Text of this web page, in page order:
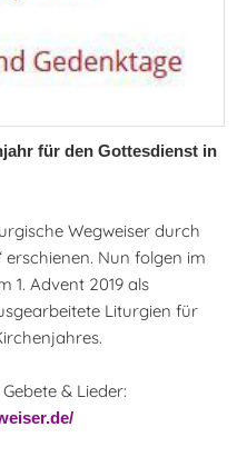
für den Gottesdienst in
Wegweiser durch
erschienen. Nun folgen im
1. Advent 2019 als
Liturgien für
& Lieder: